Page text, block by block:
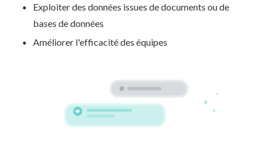
Exploiter des données issues de documents ou de
bases de données
Améliorer l'efficacité des équipes